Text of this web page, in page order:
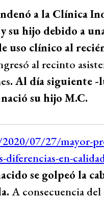
a la Clínica
hijo debido a
uso clínico al
al recinto
. Al día siguiente -
su hijo M.C.
se golpeó la
A consecuencia